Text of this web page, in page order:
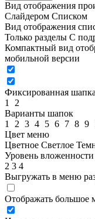
Вид отображения
Слайдером Списком
Вид отображения
Только разделы С
Компактный вид
мобильной версии
Фиксированная
1
2
Варианты шапок
1
2 3 4 5 6 7 8 9
Цвет меню
Цветное Светлое
Уровень
2 3 4
Выгружать в меню
Отображать большое